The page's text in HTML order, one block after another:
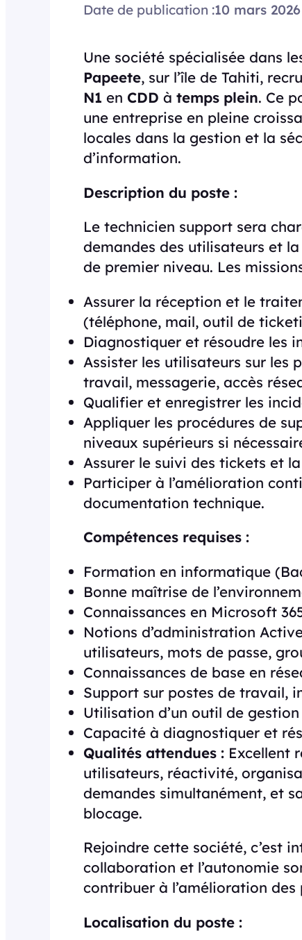
Date de publication :10 mars 2026
Une société spécialisée dans
Papeete, sur l’île de Tahiti,
N1 en CDD à temps plein. Ce
une entreprise en pleine
locales dans la gestion et la
d’information.
Description du poste :
Le technicien support sera
demandes des utilisateurs et
de premier niveau. Les
Assurer la réception et le
(téléphone, mail, outil de
Diagnostiquer et résoudre les
Assister les utilisateurs sur les
travail, messagerie, accès
Qualifier et enregistrer les
Appliquer les procédures de
niveaux supérieurs si
Assurer le suivi des tickets et
Participer à l’amélioration
documentation technique.
Compétences requises :
Formation en informatique
Bonne maîtrise de
Connaissances en Microsoft
Notions d’administration
utilisateurs, mots de passe,
Connaissances de base en
Support sur postes de travail,
Utilisation d’un outil de
Capacité à diagnostiquer et
Qualités attendues : Excellent
utilisateurs, réactivité,
demandes simultanément, et
blocage.
Rejoindre cette société, c’est
collaboration et l’autonomie
contribuer à l’amélioration
Localisation du poste :